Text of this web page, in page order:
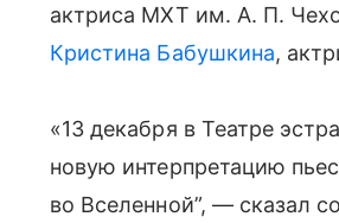
актриса МХТ им. А. П.
Кристина Бабушкина,
«13 декабря в Театре
новую интерпретацию
во Вселенной”, — сказал